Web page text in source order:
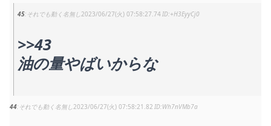
45 それでも動く名無し2023/06/27(火) 07:58:27.74 +H3EyyCj0
>>43
油の量やばいからな
44 それでも動く名無し2023/06/27(火) 07:58:21.82 Wh7nVMb7a